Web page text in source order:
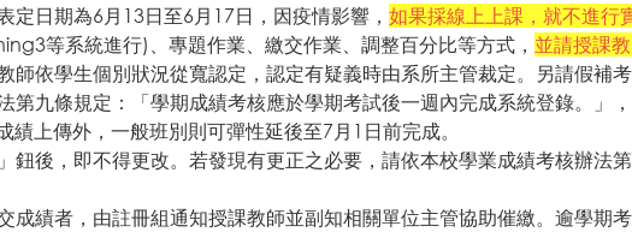
定日期為6月13日至6月17日，因疫情影響， 如果採線上上課，就不進行
等系統進行)、專題作業、繳交作業、調整百分比等方式， 並請授課
師依學生個別狀況從寬認定，認定有疑義時由系所主管裁定。另請假補
第九條規定：「學期成績考核應於學期考試後一週內完成系統登錄。」
上傳外，一般班別則可彈性延後至7月1日前完成。
鈕後，即不得更改。若發現有更正之必要，請依本校學業成績考核辦法
成績者，由註冊組通知授課教師並副知相關單位主管協助催繳。逾學期